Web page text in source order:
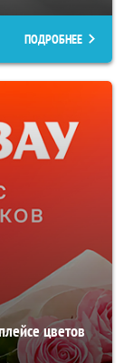
ПОДРОБНЕЕ
цветов